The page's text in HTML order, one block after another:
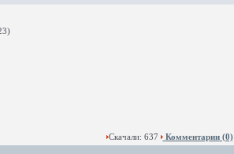
Скачали: 637
Комментарии(0)